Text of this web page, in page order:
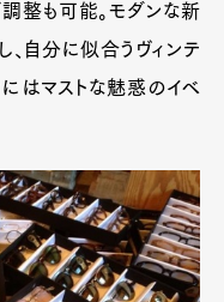
調整も可能。モダンな新
自分に似合うヴィンテ
はマストな魅惑のイベ